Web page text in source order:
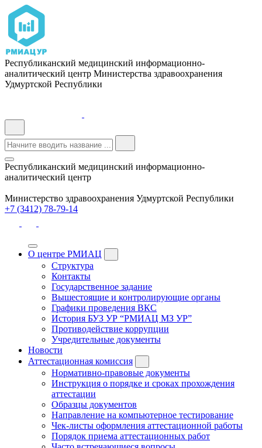
Республиканский медицинский информационно-
аналитический центр Министерства здравоохранения
Удмуртской Республики
Республиканский медицинский информационно-
аналитический центр
Министерство здравоохранения Удмуртской Республики
+7 (3412) 78-79-14
О центре РМИАЦ
Структура
Контакты
Государственное задание
Вышестоящие и контролирующие органы
Графики проведения ВКС
История БУЗ УР “РМИАЦ МЗ УР”
Противодействие коррупции
Учредительные документы
Новости
Аттестационная комиссия
Нормативно-правовые документы
Инструкция о порядке и сроках прохождения
аттестации
Образцы документов
Направление на компьютерное тестирование
Чек-листы оформления аттестационной работы
Порядок приема аттестационных работ